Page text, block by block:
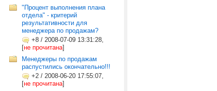
"Процент выполнения плана
отдела" - критерий
результативности для
менеджера по продажам?
+8 / 2008-07-09 13:31:28,
[не прочитана]
Менеджеры по продажам
распустились окончательно!!!
+2 / 2008-06-20 17:55:07,
[не прочитана]